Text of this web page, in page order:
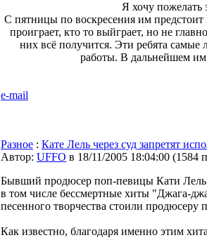
Я хочу пожелать
С пятницы по воскресения им предстоит
проиграет, кто то выйграет, но не
них всё получится. Эти ребята
работы. В дальнейшем им
e-mail
Разное : Кате Лель через суд запретят
Автор: UFFO в 18/11/2005 18:04:00 (1584
Бывший продюсер поп-певицы Кати Лель
в том числе бессмертные хиты "Джага-
песенного творчества стоили
Как известно, благодаря именно этим